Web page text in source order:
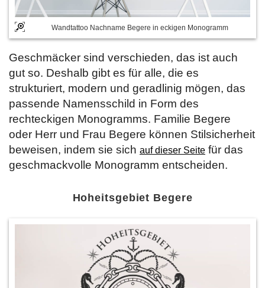
Wandtattoo Nachname Begere in eckigen Monogramm
Geschmäcker sind verschieden, das ist auch
gut so. Deshalb gibt es für alle, die es
strukturiert, modern und geradlinig mögen, das
passende Namensschild in Form des
rechteckigen Monogramms. Familie Begere
oder Herr und Frau Begere können Stilsicherheit
beweisen, indem sie sich auf dieser Seite für das
geschmackvolle Monogramm entscheiden.
Hoheitsgebiet Begere